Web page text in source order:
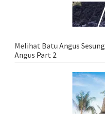
Melihat Batu Angus
Angus Part 2